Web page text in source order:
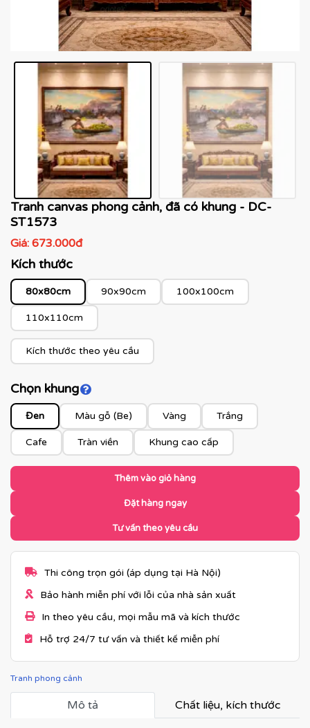
Tranh canvas phong cảnh, đã có khung - DC-
ST1573
Giá: 673.000đ
Kích thước
80x80cm 90x90cm 100x100cm
110x110cm
Kích thước theo yêu cầu
Chọn khungClick để xem màu khung
Đen Màu gỗ (Be) Vàng Trắng
Cafe Tràn viền Khung cao cấp
Thêm vào giỏ hàng
Đặt hàng ngay
Tư vấn theo yêu cầu
Thi công trọn gói (áp dụng tại Hà Nội)
Bảo hành miễn phí với lỗi của nhà sản xuất
In theo yêu cầu, mọi mẫu mã và kích thước
Hỗ trợ 24/7 tư vấn và thiết kế miễn phí
Tranh phong cảnh
Mô tả Chất liệu, kích thước